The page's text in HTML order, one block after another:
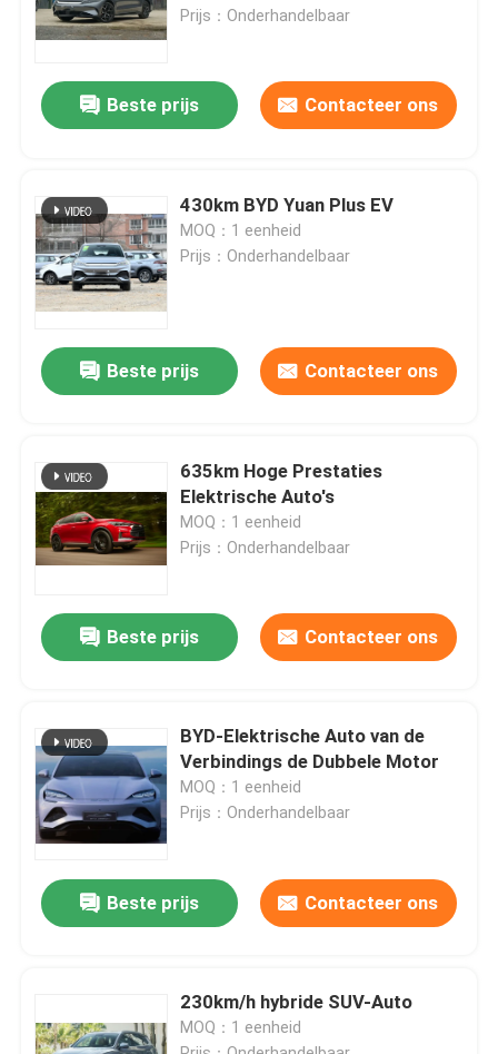
Prijs：Onderhandelbaar
Beste prijs Contacteer ons
430km BYD Yuan Plus EV
MOQ：1 eenheid
Prijs：Onderhandelbaar
Beste prijs Contacteer ons
635km Hoge Prestaties
Elektrische Auto's
MOQ：1 eenheid
Prijs：Onderhandelbaar
Beste prijs Contacteer ons
BYD-Elektrische Auto van de
Verbindings de Dubbele Motor
MOQ：1 eenheid
Prijs：Onderhandelbaar
Beste prijs Contacteer ons
230km/h hybride SUV-Auto
MOQ：1 eenheid